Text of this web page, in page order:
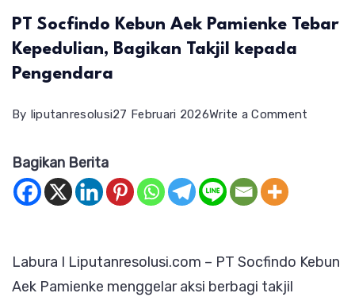
PT Socfindo Kebun Aek Pamienke Tebar
Kepedulian, Bagikan Takjil kepada
Pengendara
By liputanresolusi27 Februari 2026Write a Comment
Tebar
Bagikan Berita
Labura I Liputanresolusi.com – PT Socfindo Kebun
Aek Pamienke menggelar aksi berbagi takjil